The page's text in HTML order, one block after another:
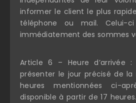
informer le client le plus
téléphone ou mail. Celui-
immédiatement des sommes
Article 6 – Heure d’arrivée
présenter le jour précisé de
heures mentionnées ci-
disponible à partir de 17